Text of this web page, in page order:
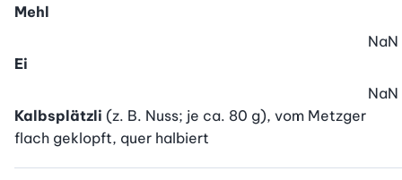
Mehl
Ei
NaN
Kalbsplätzli (z. B. Nuss; je ca. 80 g), vom Metzger
flach geklopft, quer halbiert
NaN